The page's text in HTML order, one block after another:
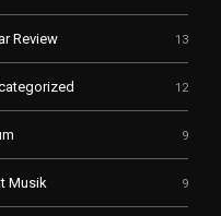
Review 13
12
9
Musik 9